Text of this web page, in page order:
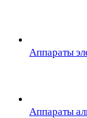
Аппараты
Аппараты